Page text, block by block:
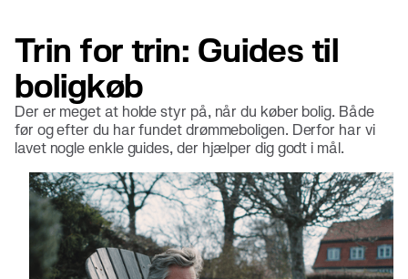
Trin for trin: Guides til
boligkøb
Der er meget at holde styr på, når du køber bolig. Både
før og efter du har fundet drømmeboligen. Derfor har vi
lavet nogle enkle guides, der hjælper dig godt i mål.